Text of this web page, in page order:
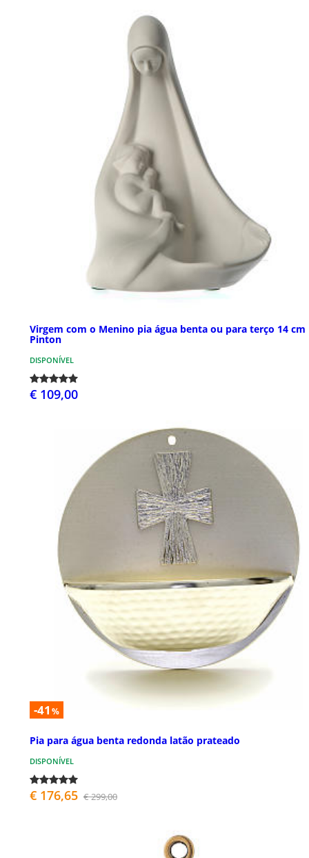
Virgem com o Menino pia água benta ou para terço 14 cm
Pinton
DISPONÍVEL
€ 109,00
-41 %
Pia para água benta redonda latão prateado
DISPONÍVEL
€ 176,65 € 299,00